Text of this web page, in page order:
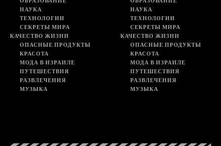
НАУКА
ТЕХНОЛОГИИ
СЕКРЕТЫ МИРА
КАЧЕСТВО ЖИЗНИ
ОПАСНЫЕ ПРОДУКТЫ
КРАСОТА
МОДА В ИЗРАИЛЕ
ПУТЕШЕСТВИЯ
РАЗВЛЕЧЕНИЯ
МУЗЫКА
НАУКА
ТЕХНОЛОГИИ
СЕКРЕТЫ МИРА
КАЧЕСТВО ЖИЗНИ
ОПАСНЫЕ ПРОДУКТЫ
КРАСОТА
МОДА В ИЗРАИЛЕ
ПУТЕШЕСТВИЯ
РАЗВЛЕЧЕНИЯ
МУЗЫКА